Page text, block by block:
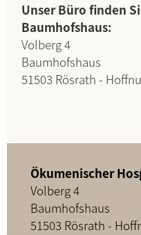
Unser Büro finden
Baumhofshaus:
Volberg 4
Baumhofshaus
51503 Rösrath -
Ökumenischer
Volberg 4
Baumhofshaus
51503 Rösrath -